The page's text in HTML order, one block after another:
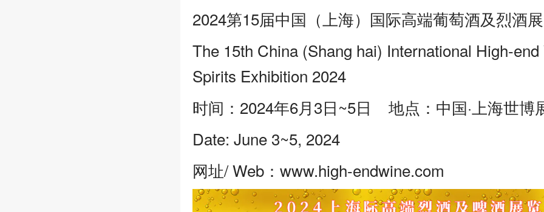
2024第15届中国（上海）国际高端葡萄酒及烈酒
The 15th China (Shang hai) International High-
Spirits Exhibition 2024
时间：2024年6月3日~5日 地点：中国·上海世博
Date: June 3~5, 2024
网址/ Web：www.high-endwine.com